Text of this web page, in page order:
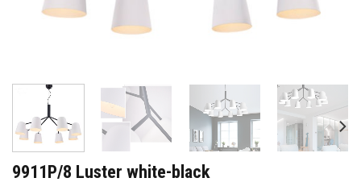
9911P/8 Luster white-black